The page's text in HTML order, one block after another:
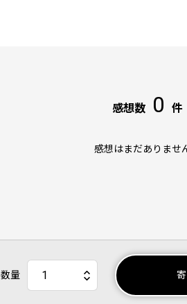
感想数 0 件
感想はまだありませ
数量